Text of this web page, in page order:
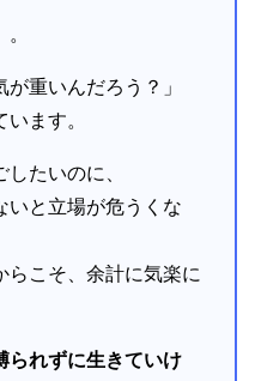
が重いんだろう？」
ます。
たいのに、
いと立場が危うくな
らこそ、余計に気楽に
られずに生きていけ